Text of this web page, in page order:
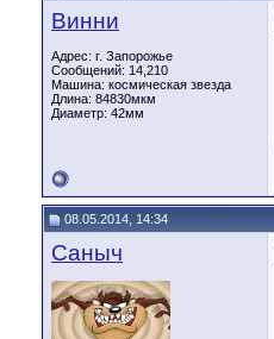
Винни
Адрес: г. Запорожье
Сообщений: 14,210
Машина: космическая звезда
Длина: 84830мкм
Диаметр: 42мм
08.05.2014, 14:34
Саныч